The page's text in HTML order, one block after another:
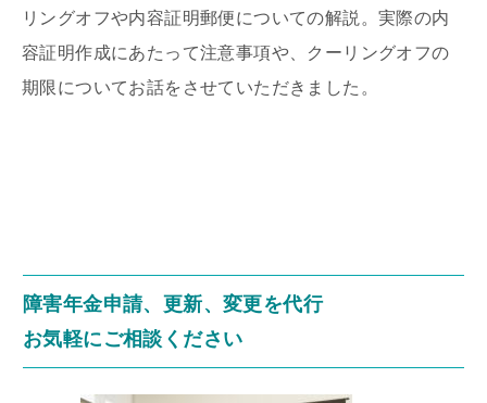
リングオフや内容証明郵便についての解説。実際の内
容証明作成にあたって注意事項や、クーリングオフの
期限についてお話をさせていただきました。
障害年金申請、更新、変更を代行
お気軽にご相談ください